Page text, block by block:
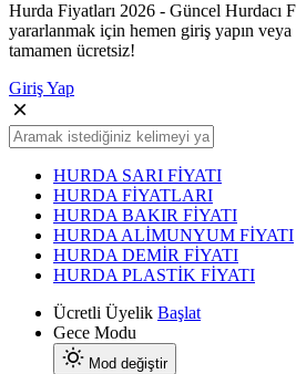
Hurda Fiyatları 2026 - Güncel Hurdacı
yararlanmak için hemen giriş yapın
tamamen ücretsiz!
Giriş Yap
HURDA SARI FİYATI
HURDA FİYATLARI
HURDA BAKIR FİYATI
HURDA ALİMUNYUM FİYATI
HURDA DEMİR FİYATI
HURDA PLASTİK FİYATI
Ücretli Üyelik Başlat
Gece Modu
Mod değiştir